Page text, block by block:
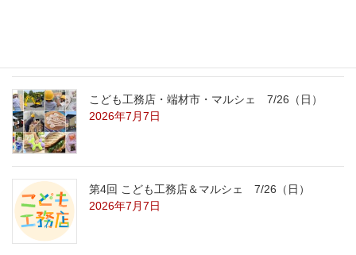
こども工務店・端材市・マルシェ 7/26（日）
2026年7月7日
第4回 こども工務店＆マルシェ 7/26（日）
2026年7月7日